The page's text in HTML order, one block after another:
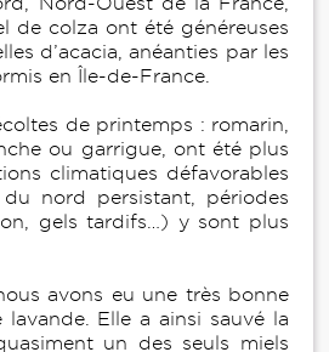
de colza ont été généreuses
d’acacia, anéanties par les
en Île-de-France.
de printemps : romarin,
ou garrigue, ont été plus
climatiques défavorables
du nord persistant, périodes
gels tardifs…) y sont plus
avons eu une très bonne
Elle a ainsi sauvé la
un des seuls miels